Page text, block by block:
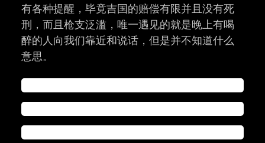
有各种提醒，毕竟吉国的赔偿有限并且没有死
刑，而且枪支泛滥，唯一遇见的就是晚上有喝
醉的人向我们靠近和说话，但是并不知道什么
意思。